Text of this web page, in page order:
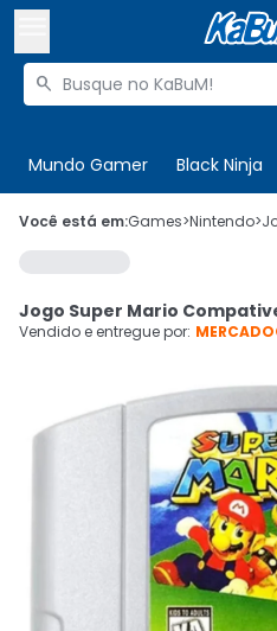
Buscar produtos

Mundo Gamer Black Ninja
 Olá. Acesse sua conta
 Departamentos
Cupons
Ativar tradutor em libras
Você está em:Games>Nintendo>
Jogo Super Mario
Vendido e entregue por: